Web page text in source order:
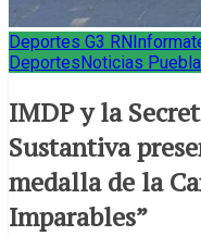
Deportes G3 RN
Deportes Noticias Puebla
IMDP y la
Sustantiva
medalla de la
Imparables”